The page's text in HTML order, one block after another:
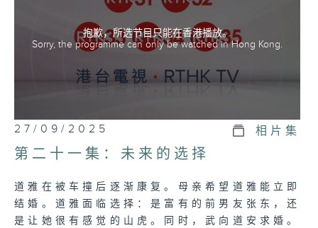
二姐道雅(Dear): Peak Pattarasaya
Kreursuwansiri (帕特若赛雅·克苏婉丝瑞)
(卡黎莎·素帕琳格特)
抱歉，所选节目只能在香港播放。
Sorry, the programme can only be watched in Hong Kong.
27/09/2025 相片集
第二十一集：未来的选择
道雅在被车撞后逐渐康复。母亲希望道雅能立即
结婚。道雅面临选择：是富有的前男友张东，还
是让她很有感觉的山虎。同时，武向道安求婚。